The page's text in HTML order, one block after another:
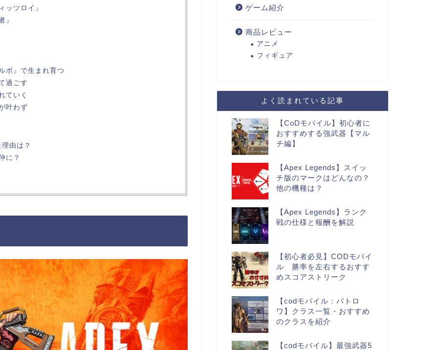
ッツロイ』
』
ボ』で生まれ育つ
過ごす
ていく
叶わず
由は？
に？
ゲーム紹介
商品レビュー
アニメ
フィギュア
よく読まれている記事
【CoDモバイル】初心者に
おすすめする強武器【マル
チ編】
【Apex Legends】スイッ
チ版のマークはどんなの？
他の機種は？
【Apex Legends】ランク
戦の仕様と報酬を解説
【初心者必見】CODモバイ
ル 勝率を左右するおすす
めスコアストリーク
【codモバイル：バトロ
ワ】クラス一覧・おすすめ
のクラスを紹介
【codモバイル】最強武器5